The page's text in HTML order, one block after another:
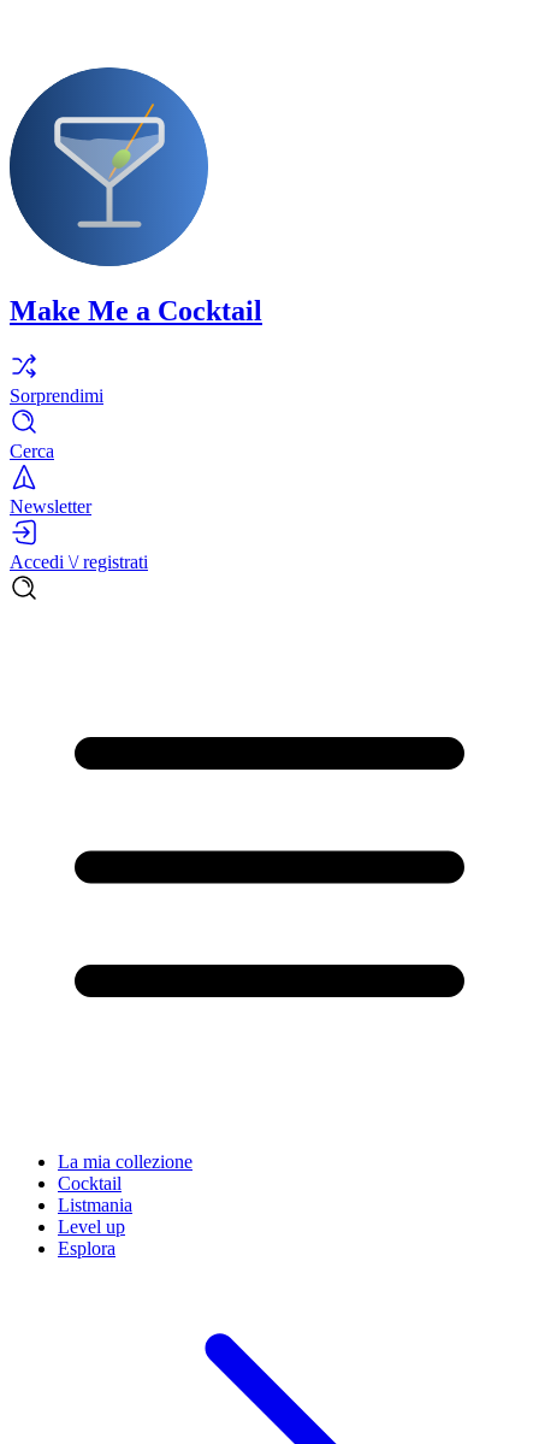
Make Me a Cocktail
Sorprendimi
Cerca
Newsletter
Accedi \/ registrati
La mia collezione
Cocktail
Listmania
Level up
Esplora